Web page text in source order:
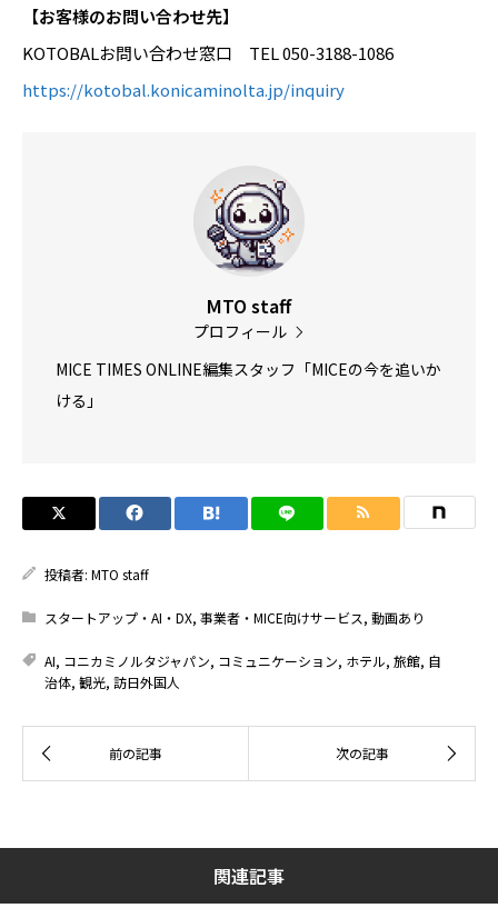
【お客様のお問い合わせ先】
KOTOBALお問い合わせ窓口 TEL 050-3188-1086
https://kotobal.konicaminolta.jp/inquiry
MTO staff
プロフィール
MICE TIMES ONLINE編集スタッフ「MICEの今を追いか
ける」
投稿者: MTO staff
スタートアップ・AI・DX, 事業者・MICE向けサービス, 動画あり
AI, コニカミノルタジャパン, コミュニケーション, ホテル, 旅館, 自
治体, 観光, 訪日外国人
関連記事